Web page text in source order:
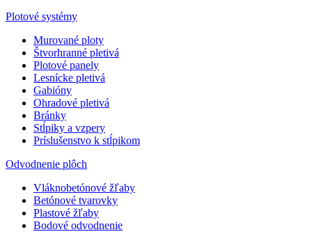
Plotové systémy
Murované ploty
Štvorhranné pletivá
Plotové panely
Lesnícke pletivá
Gabióny
Ohradové pletivá
Bránky
Stĺpiky a vzpery
Príslušenstvo k stĺpikom
Odvodnenie plôch
Vláknobetónové žľaby
Betónové tvarovky
Plastové žľaby
Bodové odvodnenie